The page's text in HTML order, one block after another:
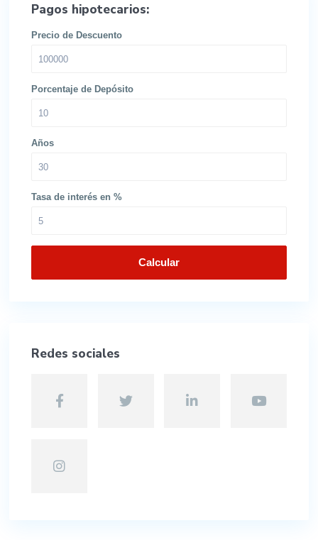
Pagos hipotecarios:
Precio de Descuento
Porcentaje de Depósito
Años
Tasa de interés en %
Calcular
Redes sociales